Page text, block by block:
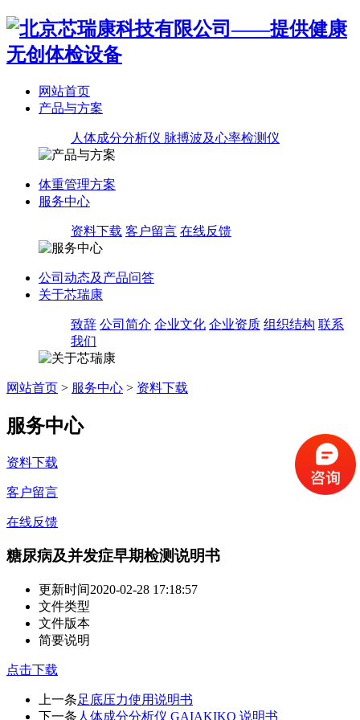
网站首页
产品与方案
人体成分分析仪 脉搏波及心率检测仪
体重管理方案
服务中心
资料下载 客户留言 在线反馈
公司动态及产品问答
关于芯瑞康
致辞 公司简介 企业文化 企业资质 组织结构 联系
我们
网站首页 > 服务中心 > 资料下载
服务中心
资料下载
客户留言
在线反馈
糖尿病及并发症早期检测说明书
更新时间2020-02-28 17:18:57
文件类型
文件版本
简要说明
点击下载
上一条足底压力使用说明书
下一条 人体成分分析仪 GAIAKIKO 说明书